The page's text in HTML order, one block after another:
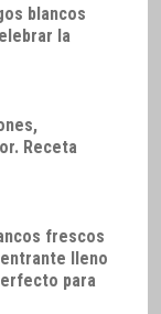
blancos
la
Receta
frescos
lleno
para